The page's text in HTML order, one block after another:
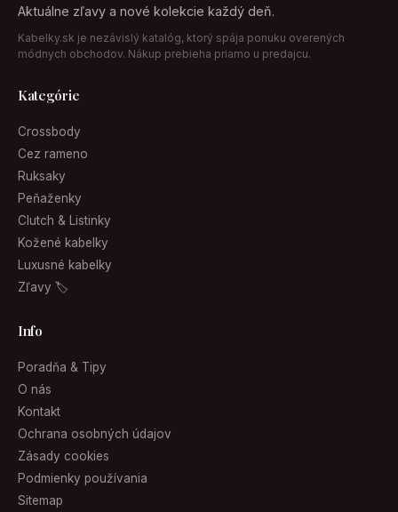
Aktuálne zľavy a nové kolekcie každý deň.
Kabelky.sk je nezávislý katalóg, ktorý spája ponuku overených
módnych obchodov. Nákup prebieha priamo u predajcu.
Kategórie
Crossbody
Cez rameno
Ruksaky
Peňaženky
Clutch & Listinky
Kožené kabelky
Luxusné kabelky
Zľavy 🏷
Info
Poradňa & Tipy
O nás
Kontakt
Ochrana osobných údajov
Zásady cookies
Podmienky používania
Sitemap